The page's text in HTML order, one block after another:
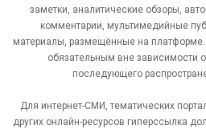
заметки, аналитические обзоры,
комментарии, мультимедийные
материалы, размещённые на платформе.
обязательным вне зависимости
последующего
Для интернет-СМИ, тематических
других онлайн-ресурсов гиперссылка